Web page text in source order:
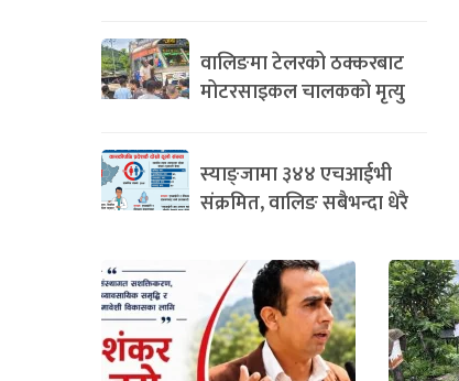
वालिङमा टेलरको ठक्करबाट
मोटरसाइकल चालकको मृत्यु
स्याङ्जामा ३४४ एचआईभी
संक्रमित, वालिङ सबैभन्दा धेरै